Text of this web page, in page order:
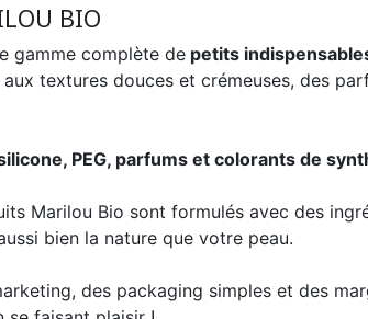
BIO
gamme complète de petits
textures douces et crémeuses, des
PEG, parfums et colorants de
Marilou Bio sont formulés avec des
bien la nature que votre peau.
des packaging simples et des